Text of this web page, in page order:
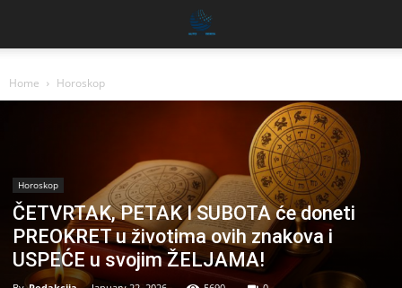
Home Horoskop
Horoskop
ČETVRTAK, PETAK I SUBOTA će doneti
PREOKRET u životima ovih znakova i
USPEĆE u svojim ŽELJAMA!